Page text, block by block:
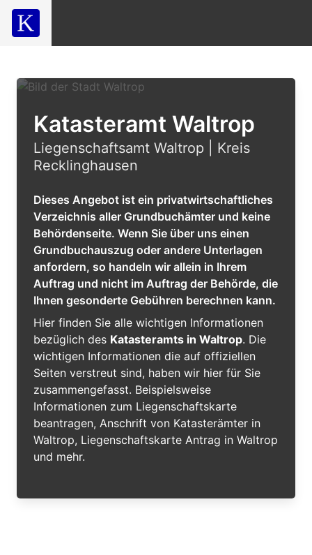
Katasteramt Waltrop
Liegenschaftsamt Waltrop | Kreis
Recklinghausen
Dieses Angebot ist ein privatwirtschaftliches
Verzeichnis aller Grundbuchämter und keine
Behördenseite. Wenn Sie über uns einen
Grundbuchauszug oder andere Unterlagen
anfordern, so handeln wir allein in Ihrem
Auftrag und nicht im Auftrag der Behörde, die
Ihnen gesonderte Gebühren berechnen kann.
Hier finden Sie alle wichtigen Informationen
bezüglich des Katasteramts in Waltrop. Die
wichtigen Informationen die auf offiziellen
Seiten verstreut sind, haben wir hier für Sie
zusammengefasst. Beispielsweise
Informationen zum Liegenschaftskarte
beantragen, Anschrift von Katasterämter in
Waltrop, Liegenschaftskarte Antrag in Waltrop
und mehr.